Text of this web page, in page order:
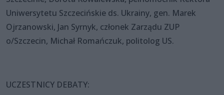
Uniwersytetu Szczecińskie ds. Ukrainy, gen. Marek
Ojrzanowski, Jan Syrnyk, członek Zarządu ZUP
o/Szczecin, Michał Romańczuk, politolog US.
UCZESTNICY DEBATY: